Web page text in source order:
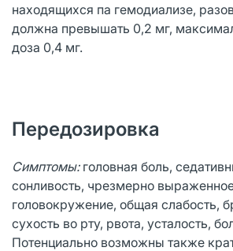
находящихся па гемодиализе,
должна превышать 0,2 мг,
доза 0,4 мг.
Передозировка
Симптомы: головная боль,
сонливость, чрезмерно
головокружение, общая слабость,
сухость во рту, рвота, усталость,
Потенциально возможны также